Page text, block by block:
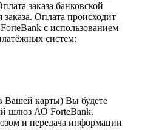
заказа банковской
Оплата происходит
с использованием
систем:
Вашей карты) Вы будете
шлюз АО ForteBank.
и передача информации